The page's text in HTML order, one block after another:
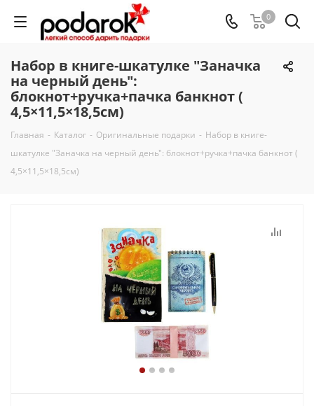
0
Набор в книге-шкатулке "Заначка
на черный день":
блокнот+ручка+пачка банкнот (
4,5×11,5×18,5см)
Главная - Каталог - Оригинальные подарки - Набор в книге-
шкатулке "Заначка на черный день": блокнот+ручка+пачка банкнот (
4,5×11,5×18,5см)